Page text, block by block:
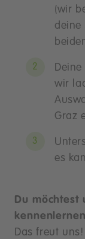
(wir
deine
wir
Graz
es
Du möchtest
Das freut